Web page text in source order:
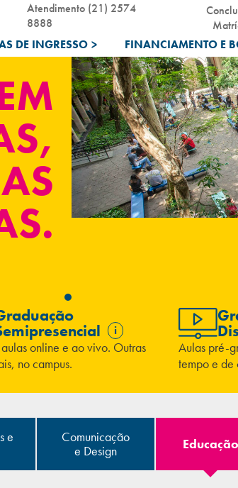
DE INGRESSO > FINANCIAMENTO E
Atendimento (21) 2574
8888
i
online e ao vivo. Outras
no campus.
Aulas pré-
tempo e de
e
Comunicação
e Design
Educação